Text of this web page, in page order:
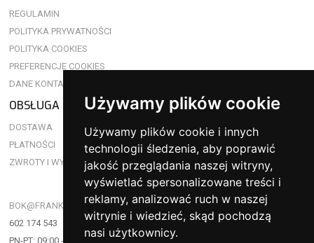
Używamy plików cookie
Używamy plików cookie i innych
technologii śledzenia, aby poprawić
jakość przeglądania naszej witryny,
wyświetlać spersonalizowane treści i
reklamy, analizować ruch w naszej
witrynie i wiedzieć, skąd pochodzą
nasi użytkownicy.
REGULAMIN
POLITYKA PRYWATNOŚCI
POLITYKA COOKIES
PREFERENCJE COOKIES
DANE KONTAKTOWE
OBSŁUGA KLIENTA
DOSTAWA
PŁATNOŚCI
ZWROTY I WYMIANY
BOK@FRANKSHOP.PL
602 174 543
PN-PT: 09:00 - 17:00